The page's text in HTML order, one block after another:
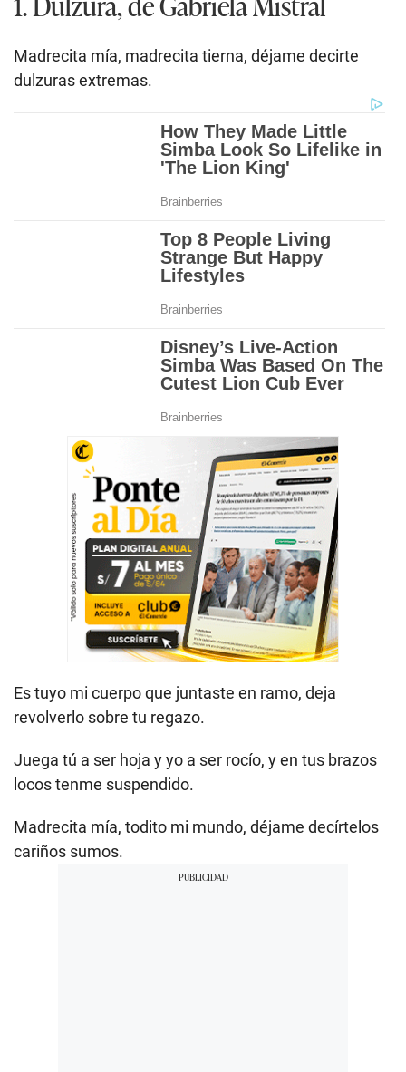
Madrecita mía, madrecita tierna, déjame decirte
dulzuras extremas.
Es tuyo mi cuerpo que juntaste en ramo, deja
revolverlo sobre tu regazo.
Juega tú a ser hoja y yo a ser rocío, y en tus brazos
locos tenme suspendido.
Madrecita mía, todito mi mundo, déjame decírtelos
cariños sumos.